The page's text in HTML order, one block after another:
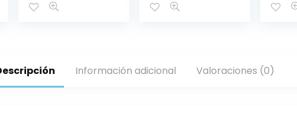
Información adicional Valoraciones (0)